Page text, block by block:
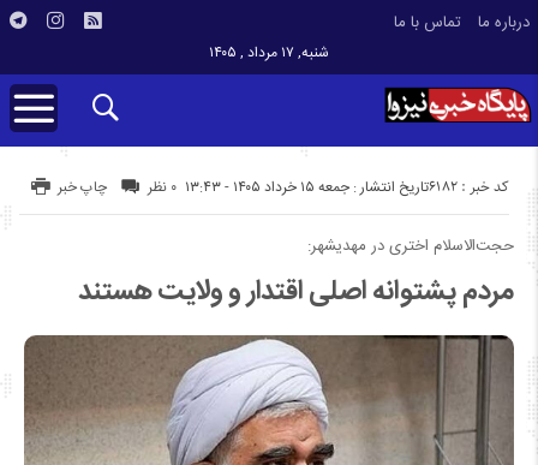
درباره ما تماس با ما
شنبه, ۱۷ مرداد , ۱۴۰۵
تاریخ انتشار : جمعه ۱۵ خرداد ۱۴۰۵ - ۱۳:۴۳ کد خبر : 6182 چاپ خبر ۰ نظر
حجت‌الاسلام اختری در مهدیشهر:
مردم پشتوانه اصلی اقتدار و ولایت هستند